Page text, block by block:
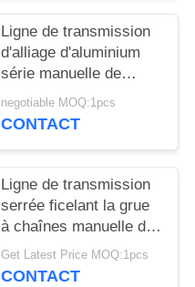
Ligne de transmission
d'alliage d'aluminium
série manuelle de
poignée d'outil
soulevant la grue à
negotiable MOQ:1pcs
CONTACT
Ligne de transmission
serrée ficelant la grue
à chaînes manuelle de
corde de fil d'acier
d'équipement
Get Latest Price MOQ:1pcs
CONTACT